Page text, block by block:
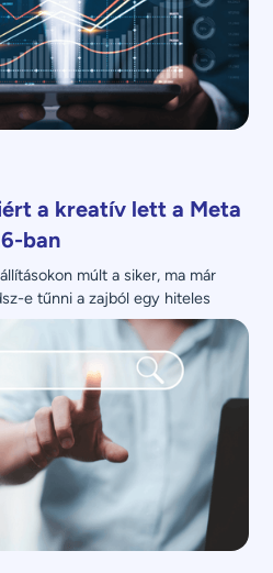
a kreatív lett a Meta
ban
múlt a siker, ma már
e tűnni a zajból egy hiteles